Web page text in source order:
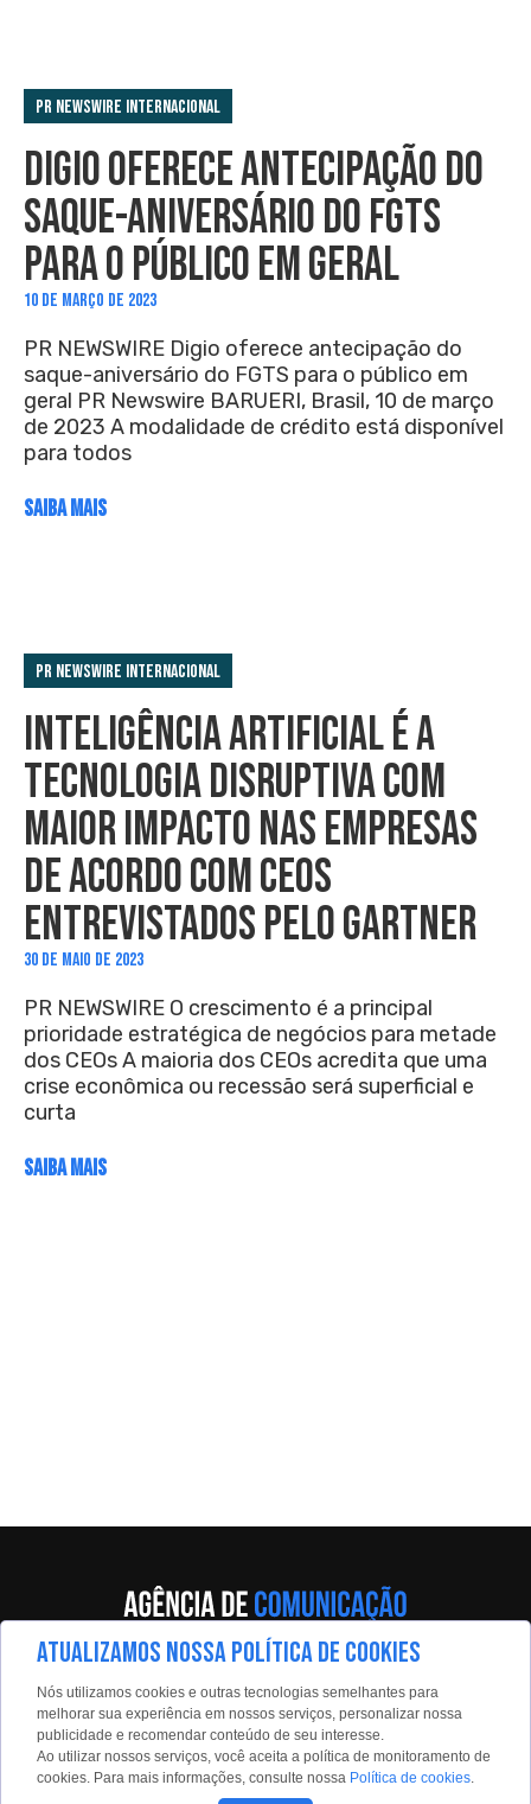
PR Newswire Internacional
DIGIO OFERECE ANTECIPAÇÃO DO
SAQUE-ANIVERSÁRIO DO FGTS
PARA O PÚBLICO EM GERAL
10 DE MARÇO DE 2023
PR NEWSWIRE Digio oferece antecipação do
saque-aniversário do FGTS para o público em
geral PR Newswire BARUERI, Brasil, 10 de março
de 2023 A modalidade de crédito está disponível
para todos
SAIBA MAIS
PR Newswire Internacional
INTELIGÊNCIA ARTIFICIAL É A
TECNOLOGIA DISRUPTIVA COM
MAIOR IMPACTO NAS EMPRESAS
DE ACORDO COM CEOS
ENTREVISTADOS PELO GARTNER
30 DE MAIO DE 2023
PR NEWSWIRE O crescimento é a principal
prioridade estratégica de negócios para metade
dos CEOs A maioria dos CEOs acredita que uma
crise econômica ou recessão será superficial e
curta
SAIBA MAIS
Av. Eng. Caetano Álvares, 55 - 5º andar
Limão, São Paulo, 02598-900
Contato:
estadaoconteudo@estadao.com
ATUALIZAMOS NOSSA POLÍTICA DE COOKIES
Nós utilizamos cookies e outras tecnologias semelhantes para
melhorar sua experiência em nossos serviços, personalizar nossa
publicidade e recomendar conteúdo de seu interesse.
Ao utilizar nossos serviços, você aceita a política de monitoramento de
cookies. Para mais informações, consulte nossa Política de cookies.